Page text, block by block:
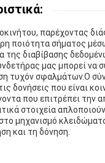
παρέχοντας
ποιότητα σήματος
διαβίβασης
μας μπορεί να
τυχόν σφαλμάτων.Ο
δονήσεις που είναι
που επιτρέπει την
στοιχεία
μηχανισμό
και τη δόνηση.